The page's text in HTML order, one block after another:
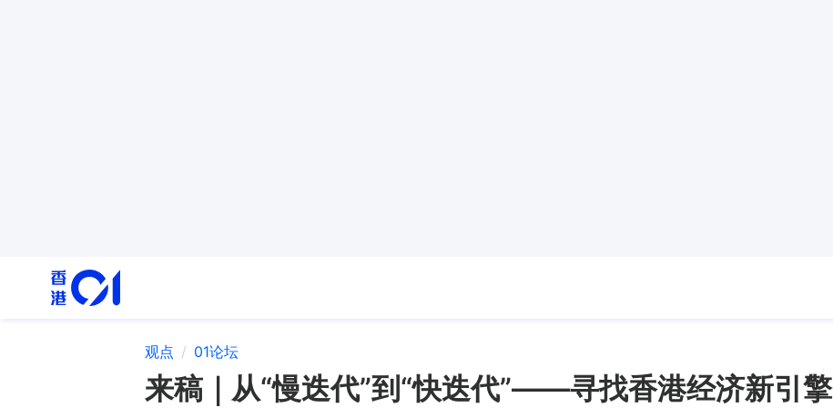
观点 01论坛
来稿｜从“慢迭代”到“快迭代”——寻找香港经济新引擎